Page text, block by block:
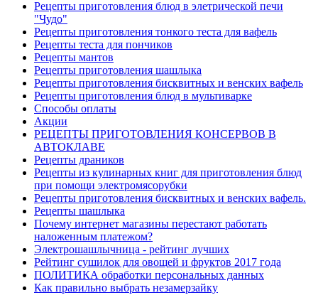
Рецепты приготовления блюд в элетрической печи
"Чудо"
Рецепты приготовления тонкого теста для вафель
Рецепты теста для пончиков
Рецепты мантов
Рецепты приготовления шашлыка
Рецепты приготовления бисквитных и венских вафель
Рецепты приготовления блюд в мультиварке
Способы оплаты
Акции
РЕЦЕПТЫ ПРИГОТОВЛЕНИЯ КОНСЕРВОВ В
АВТОКЛАВЕ
Рецепты драников
Рецепты из кулинарных книг для приготовления блюд
при помощи электромясорубки
Рецепты приготовления бисквитных и венских вафель.
Рецепты шашлыка
Почему интернет магазины перестают работать
наложенным платежом?
Электрошашлычница - рейтинг лучших
Рейтинг сушилок для овощей и фруктов 2017 года
ПОЛИТИКА обработки персональных данных
Как правильно выбрать незамерзайку